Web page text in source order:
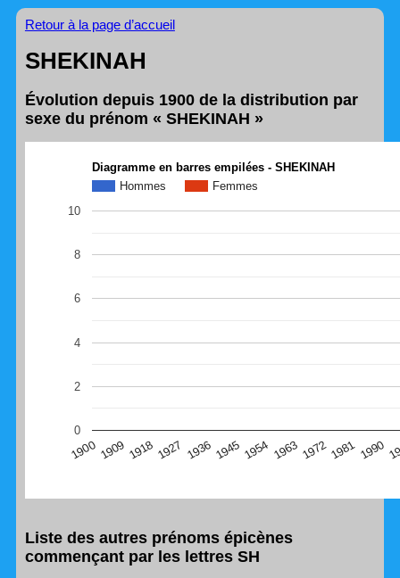
Retour à la page d’accueil
SHEKINAH
Évolution depuis 1900 de la distribution par
sexe du prénom « SHEKINAH »
Diagramme en barres empilées - SHEKINAH
Hommes
Femmes
1900 1909 1918 1927 1936 1945 1954 1963 19721981 1990
0
2
4
6
8
10
navigateur Safari en ce moment)
Liste des autres prénoms épicènes
commençant par les lettres SH